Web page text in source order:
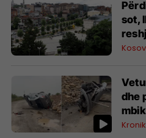
sot,
të
dhe